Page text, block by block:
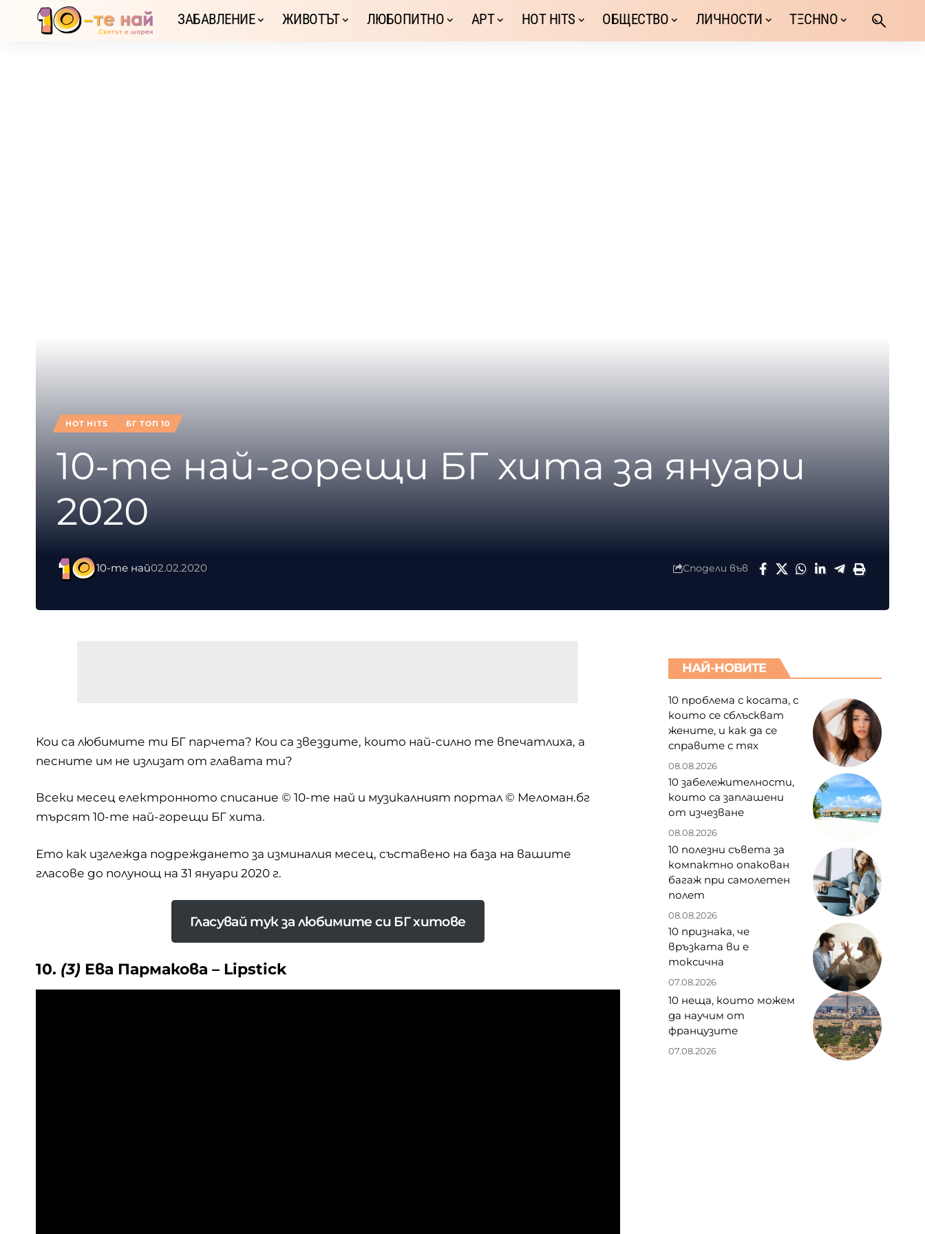
ЗАБАВЛЕНИЕ ЖИВОТЪТ ЛЮБОПИТНО АРТ HOT HITS ОБЩЕСТВО ЛИЧНОСТИ TΞCHNO
HOT HITS БГ ТОП 10
10-те най-горещи БГ хита за януари
2020
10-те най02.02.2020 Сподели във
Кои са любимите ти БГ парчета? Кои са звездите, които най-силно те впечатлиха, а
песните им не излизат от главата ти?
Всеки месец електронното списание © 10-те най и музикалният портал © Меломан.бг
търсят 10-те най-горещи БГ хита.
Ето как изглежда подреждането за изминалия месец, съставено на база на вашите
гласове до полунощ на 31 януари 2020 г.
Гласувай тук за любимите си БГ хитове
10. (3) Ева Пармакова – Lipstick
НАЙ-НОВИТЕ
10 проблема с косата, с
които се сблъскват
жените, и как да се
справите с тях
08.08.2026
10 забележителности,
които са заплашени
от изчезване
08.08.2026
10 полезни съвета за
компактно опакован
багаж при самолетен
полет
08.08.2026
10 признака, че
връзката ви е
токсична
07.08.2026
10 неща, които можем
да научим от
французите
07.08.2026